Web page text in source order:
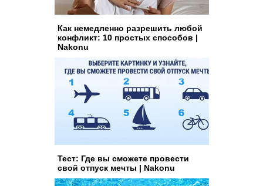
Как немедленно разрешить любой
конфликт: 10 простых способов |
Nakonu
Тест: Где вы сможете провести
свой отпуск мечты | Nakonu